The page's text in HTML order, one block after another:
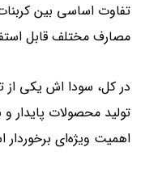
تفاوت اساسی بین
مصارف مختلف قابل
در کل، سودا اش یکی از
تولید محصولات پایدار و
اهمیت ویژه‌ای